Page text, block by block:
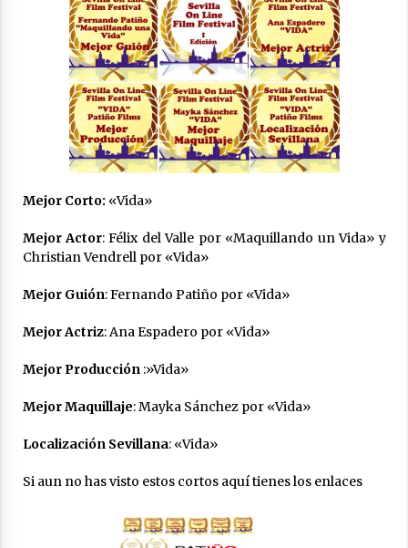
Patiño Films presenta la Gala del VI Certamen
de Teatro Aficionado Algabeño
17 de noviembre de 2023
Equipo E.S.C.U.S.A.D.O Mejor Cortometraje del
Festival de Guadalcanal
28 de octubre de 2023
artes escénicas La Cólquide Teatro
Patiño Films en el Jurado del VI Certamen de
15 de octubre de 2023
presentación del mediometraje «Cara a Cara»
cortometrajes del Excelentísimo Colegio
26 de junio de 2023
Mejor Corto: «Vida»
Mejor Actor: Félix del Valle por «Maquillando un Vida» y
Christian Vendrell por «Vida»
Mejor Guión: Fernando Patiño por «Vida»
Mejor Actriz: Ana Espadero por «Vida»
Mejor Producción:»Vida»
Mejor Maquillaje: Mayka Sánchez por «Vida»
Localización Sevillana: «Vida»
Si aun no has visto estos cortos aquí tienes los enlaces